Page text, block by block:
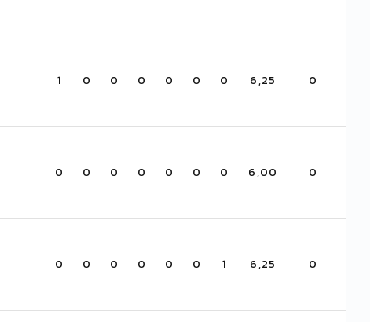
1 0 0 0 0 0 0 6,25 0
0 0 0 0 0 0 0 6,00 0
0 0 0 0 0 0 1 6,25 0